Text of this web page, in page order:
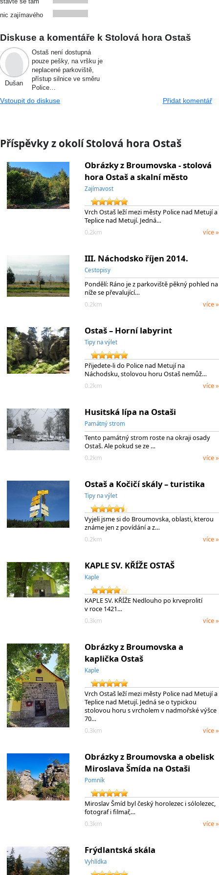
nic zajímavého
Diskuse a komentáře k Stolová hora Ostaš
Dušan
Ostaš není dostupná
pouze pešky, na vršku je
neplacené parkoviště,
přístup silnice ve směru
Police…
Vstoupit do diskuse Přidat komentář
Příspěvky z okolí Stolová hora Ostaš
Obrázky z Broumovska - stolová
hora Ostaš a skalní město
Zajímavost
Vrch Ostaš leží mezi městy Police nad Metují a
Teplice nad Metují. Jedná…
0.2km
více »
III. Náchodsko říjen 2014.
Cestopisy
Pondělí: Ráno je z parkoviště pěkný pohled na
níže se převalující…
0.2km
více »
Ostaš – Horní labyrint
Tipy na výlet
Přijedete-li do Police nad Metují na
Náchodsku, stolovou horu Ostaš nemůž…
0.2km
více »
Husitská lípa na Ostaši
Památný strom
Tento památný strom roste na okraji osady
Ostaš. Ale pokud se ze …
0.2km
více »
Ostaš a Kočičí skály – turistika
Tipy na výlet
Vyjeli jsme si do Broumovska, oblasti, kterou
známe jen z povídání a z…
0.2km
více »
KAPLE SV. KŘÍŽE OSTAŠ
Kaple
KAPLE SV. KŘÍŽE Nedlouho po krveprolití
v roce 1421…
0.3km
více »
Obrázky z Broumovska a
kaplička Ostaš
Kaple
Vrch Ostaš leží mezi městy Police nad Metují a
Teplice nad Metují. Jedná se o typickou
stolovou horu s vrcholem v nadmořské výšce
70…
0.3km
více »
Obrázky z Broumovska a obelisk
Miroslava Šmída na Ostaši
Pomník
Miroslav Šmíd byl český horolezec i sólolezec,
fotograf i filmař,…
0.3km
více »
Frýdlantská skála
Vyhlídka